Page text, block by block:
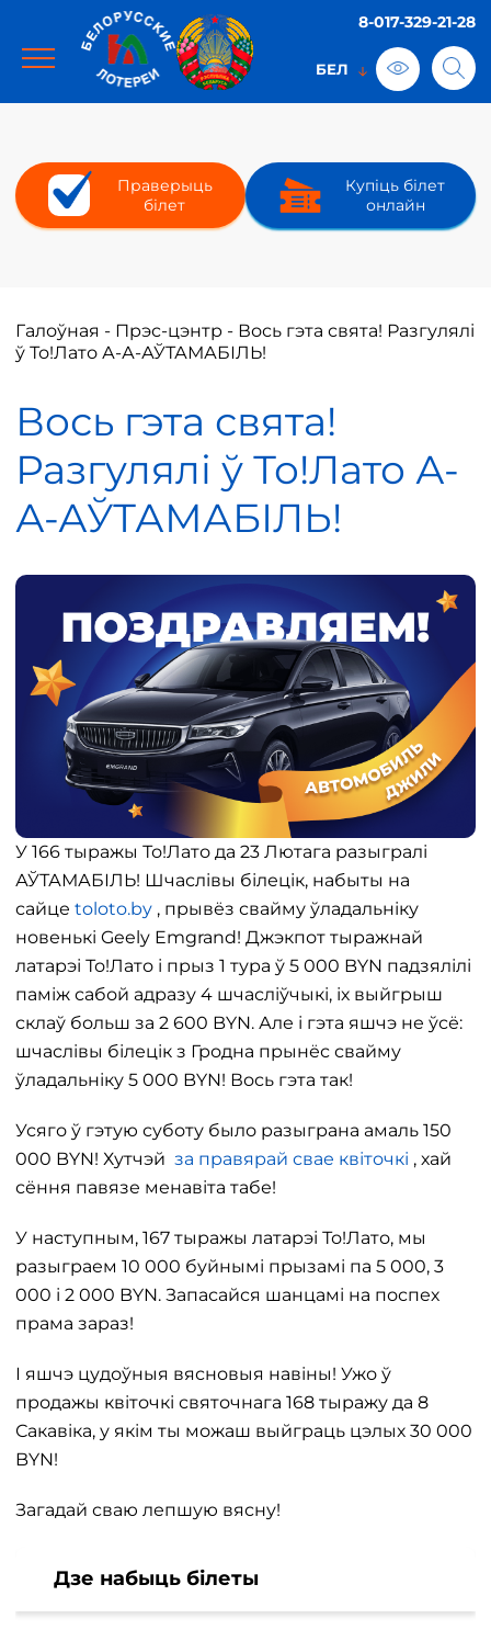
8-017-329-21-28
Праверыць
білет
Купіць білет
онлайн
Галоўная - Прэс-цэнтр - Вось гэта свята! Разгулялі
ў То!Лато А-А-АЎТАМАБІЛЬ!
Вось гэта свята!
Разгулялі ў То!Лато А-
А-АЎТАМАБІЛЬ!
У 166 тыражы То!Лато да 23 Лютага разыгралі
АЎТАМАБІЛЬ! Шчаслівы білецік, набыты на
сайце toloto.by , прывёз свайму ўладальніку
новенькі Geely Emgrand! Джэкпот тыражнай
латарэі То!Лато і прыз 1 тура ў 5 000 BYN падзялілі
паміж сабой адразу 4 шчасліўчыкі, іх выйгрыш
склаў больш за 2 600 BYN. Але і гэта яшчэ не ўсё:
шчаслівы білецік з Гродна прынёс свайму
ўладальніку 5 000 BYN! Вось гэта так!
Усяго ў гэтую суботу было разыграна амаль 150
000 BYN! Хутчэй за правярай свае квіточкі , хай
сёння павязе менавіта табе!
У наступным, 167 тыражы латарэі То!Лато, мы
разыграем 10 000 буйнымі прызамі па 5 000, 3
000 і 2 000 BYN. Запасайся шанцамі на поспех
прама зараз!
І яшчэ цудоўныя вясновыя навіны! Ужо ў
продажы квіточкі святочнага 168 тыражу да 8
Сакавіка, у якім ты можаш выйграць цэлых 30 000
BYN!
Загадай сваю лепшую вясну!
Дзе набыць білеты